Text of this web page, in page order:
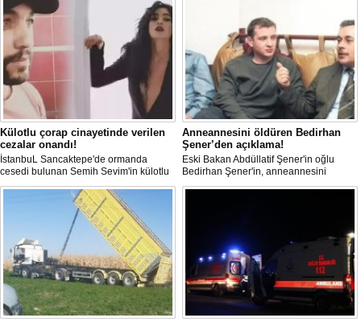
Külotlu çorap cinayetinde verilen
cezalar onandı!
İstanbuL Sancaktepe'de ormanda
cesedi bulunan Semih Sevim'in külotlu
çorapla boğularak öldürüldüğü
iddiasına ilişkin sanık Seçil Çiftçi'ye
verilen 'ağırlaştırılmış müebbet' ve
babası hakkındaki 'müebbet' kararı,
istinaf mahkemesi onadı.
Anneannesini öldüren Bedirhan
Şener’den açıklama!
Eski Bakan Abdüllatif Şener'in oğlu
Bedirhan Şener'in, anneannesini
öldürmesine ilişkin davada karar
çekerken, Şener'e verilen ceza belli